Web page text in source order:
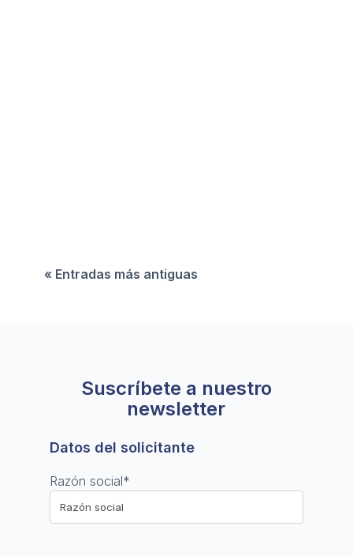
« Entradas más antiguas
Suscríbete a nuestro
newsletter
Datos del solicitante
Razón social*